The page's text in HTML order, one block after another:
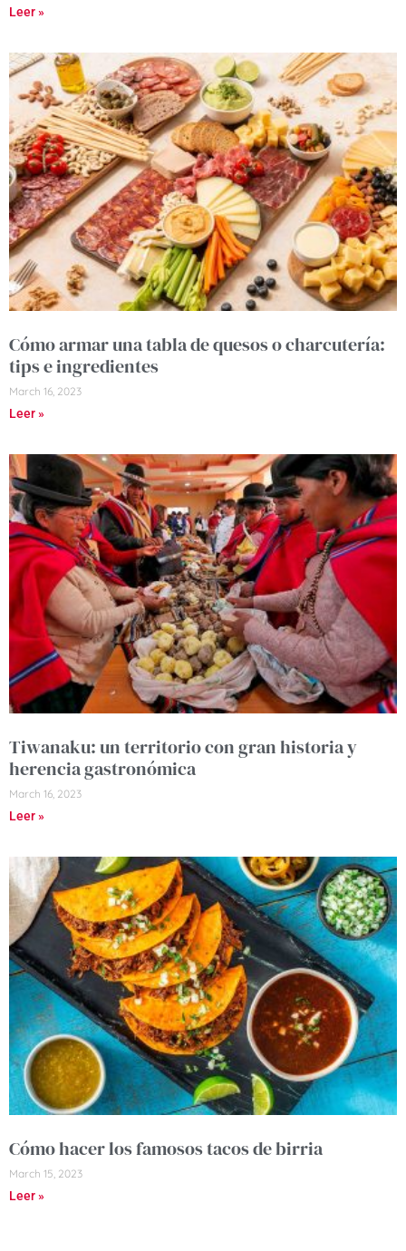
Leer »
Cómo armar una tabla de quesos o charcutería:
tips e ingredientes
March 16, 2023
Leer »
Tiwanaku: un territorio con gran historia y
herencia gastronómica
March 16, 2023
Leer »
Cómo hacer los famosos tacos de birria
March 15, 2023
Leer »